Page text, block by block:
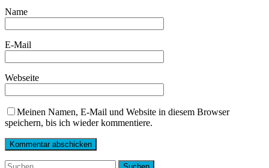
Name
E-Mail
Webseite
Meinen Namen, E-Mail und Website in diesem Browser
speichern, bis ich wieder kommentiere.
Suchen